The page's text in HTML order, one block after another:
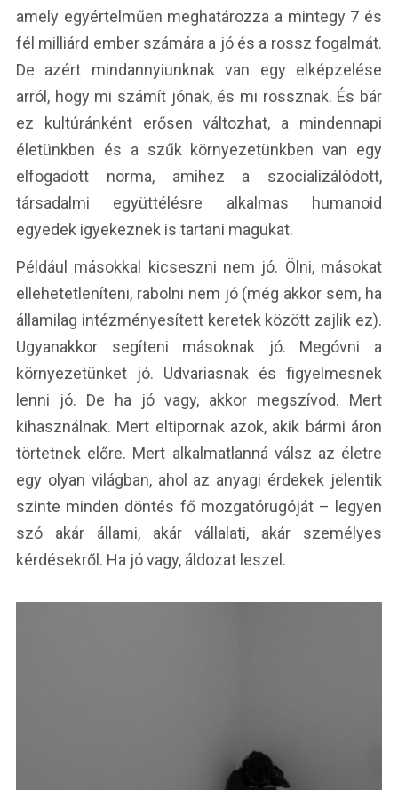
amely egyértelműen meghatározza a mintegy 7 és
fél milliárd ember számára a jó és a rossz fogalmát.
De azért mindannyiunknak van egy elképzelése
arról, hogy mi számít jónak, és mi rossznak. És bár
ez kultúránként erősen változhat, a mindennapi
életünkben és a szűk környezetünkben van egy
elfogadott norma, amihez a szocializálódott,
társadalmi együttélésre alkalmas humanoid
egyedek igyekeznek is tartani magukat.
Például másokkal kicseszni nem jó. Ölni, másokat
ellehetetleníteni, rabolni nem jó (még akkor sem, ha
államilag intézményesített keretek között zajlik ez).
Ugyanakkor segíteni másoknak jó. Megóvni a
környezetünket jó. Udvariasnak és figyelmesnek
lenni jó. De ha jó vagy, akkor megszívod. Mert
kihasználnak. Mert eltipornak azok, akik bármi áron
törtetnek előre. Mert alkalmatlanná válsz az életre
egy olyan világban, ahol az anyagi érdekek jelentik
szinte minden döntés fő mozgatórugóját – legyen
szó akár állami, akár vállalati, akár személyes
kérdésekről. Ha jó vagy, áldozat leszel.